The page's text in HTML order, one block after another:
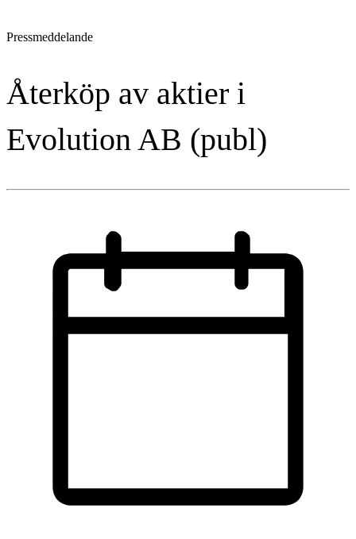
Pressmeddelande
Återköp av aktier i
Evolution AB (publ)